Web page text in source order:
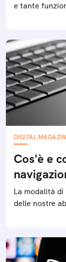
e tante
DIGITAL
Cos'è e
La modalità
delle nostre